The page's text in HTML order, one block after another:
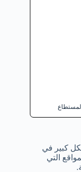
كبير في
التي